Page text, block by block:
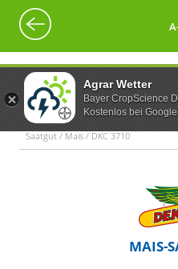
Agrar Wetter
Bayer CropScience
Kostenlos bei
Saatgut / Mais / DKC 3710
MAIS-